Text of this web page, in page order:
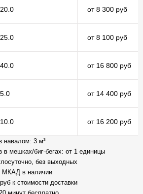
20.0 от 8 300 руб
25.0 от 8 100 руб
40.0 от 16 800 руб
5.0 от 14 400 руб
10.0 от 16 200 руб
навалом: 3 м³
в мешках/биг-бегах: от 1 единицы
без выходных
МКАД в наличии
к стоимости доставки
минут бесплатно